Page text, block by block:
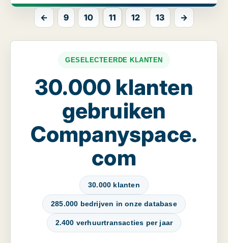
← 9 10 11 12 13 →
GESELECTEERDE KLANTEN
30.000 klanten
gebruiken
Companyspace.
com
30.000 klanten
285.000 bedrijven in onze database
2.400 verhuurtransacties per jaar